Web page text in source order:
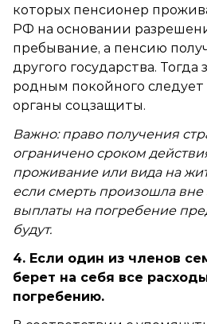
которых пенсионер
РФ на основании
пребывание, а пенсию
другого государства. Тогда
родным покойного следует
органы соцзащиты.
Важно: право получения
ограничено сроком
проживание или вида на
если смерть произошла вне
выплаты на погребение
будут.
4. Если один из членов
берет на себя все
погребению.